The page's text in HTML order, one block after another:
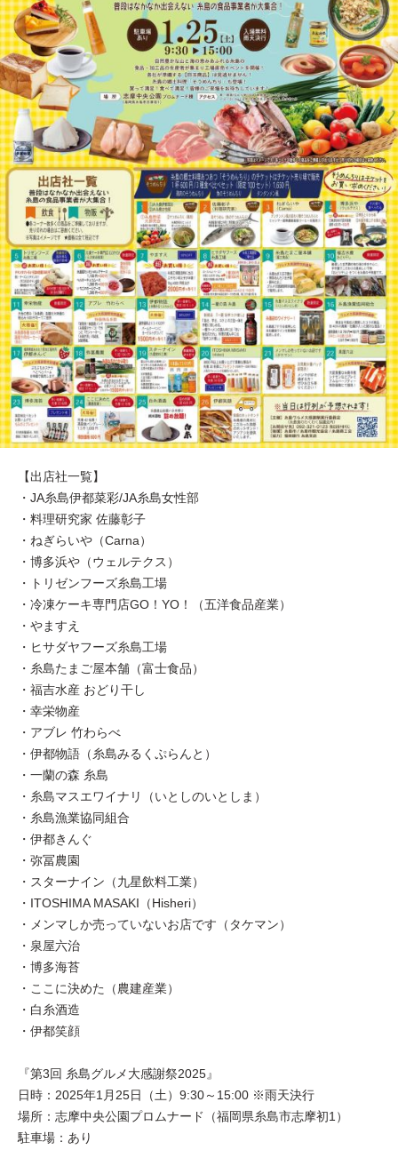
【出店社一覧】
・JA糸島伊都菜彩/JA糸島女性部
・料理研究家 佐藤彰子
・ねぎらいや（Carna）
・博多浜や（ウェルテクス）
・トリゼンフーズ糸島工場
・冷凍ケーキ専門店GO！YO！（五洋食品産業）
・やますえ
・ヒサダヤフーズ糸島工場
・糸島たまご屋本舗（富士食品）
・福吉水産 おどり干し
・幸栄物産
・アブレ 竹わらべ
・伊都物語（糸島みるくぷらんと）
・一蘭の森 糸島
・糸島マスエワイナリ（いとしのいとしま）
・糸島漁業協同組合
・伊都きんぐ
・弥冨農園
・スターナイン（九星飲料工業）
・ITOSHIMA MASAKI（Hisheri）
・メンマしか売っていないお店です（タケマン）
・泉屋六治
・博多海苔
・ここに決めた（農建産業）
・白糸酒造
・伊都笑顔
『第3回 糸島グルメ大感謝祭2025』
日時：2025年1月25日（土）9:30～15:00 ※雨天決行
場所：志摩中央公園プロムナード（福岡県糸島市志摩初1）
駐車場：あり